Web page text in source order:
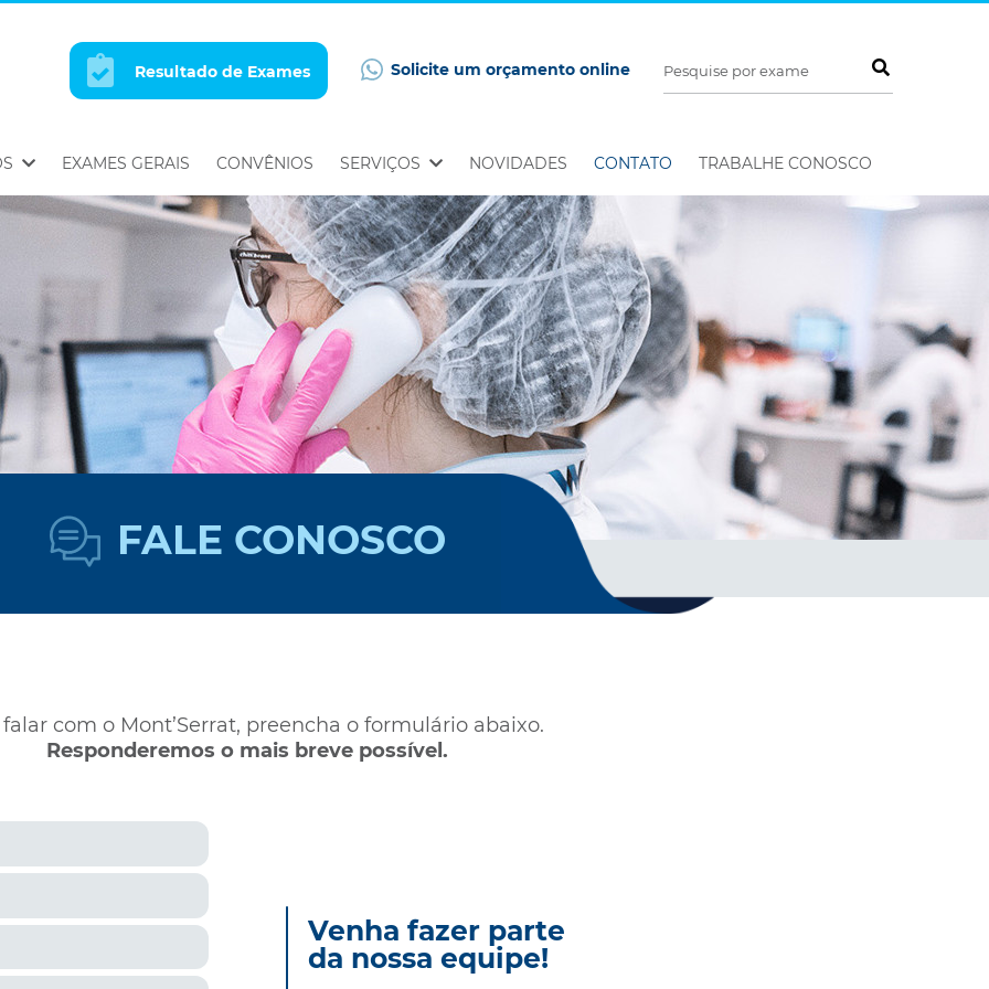
Resultado de Exames Solicite um orçamento online
EXAMES GERAIS CONVÊNIOS SERVIÇOS NOVIDADES CONTATO TRABALHE CONOSCO
FALE CONOSCO
com o Mont’Serrat, preencha o formulário abaixo.
Responderemos o mais breve possível.
Venha fazer parte
da nossa equipe!